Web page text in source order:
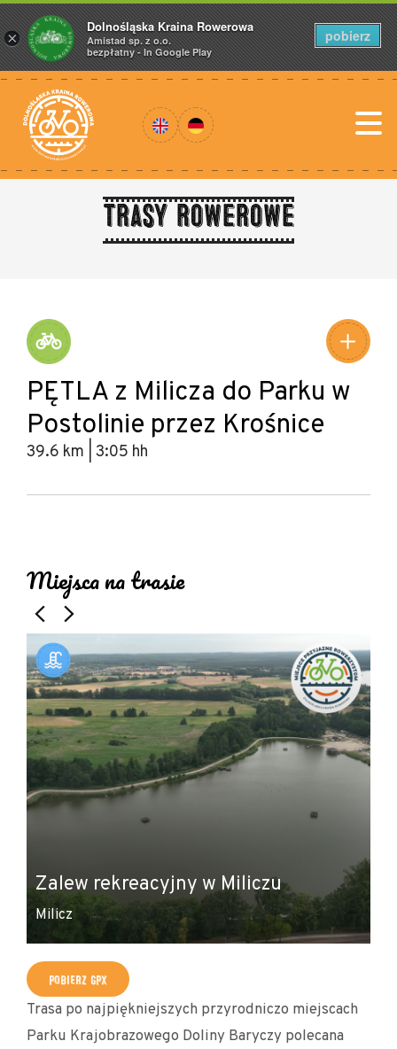
Trasy rowerowe
PĘTLA z Milicza do Parku w
Postolinie przez Krośnice
39.6 km | 3:05 hh
−
Miejsca na trasie
Zalew rekreacyjny w Miliczu
Milicz
POBIERZ GPX
Trasa po najpiękniejszych przyrodniczo miejscach
Parku Krajobrazowego Doliny Baryczy polecana
×
Dolnośląska Kraina Rowerowa
Amistad sp. z o.o.
bezpłatny - In Google Play
pobierz